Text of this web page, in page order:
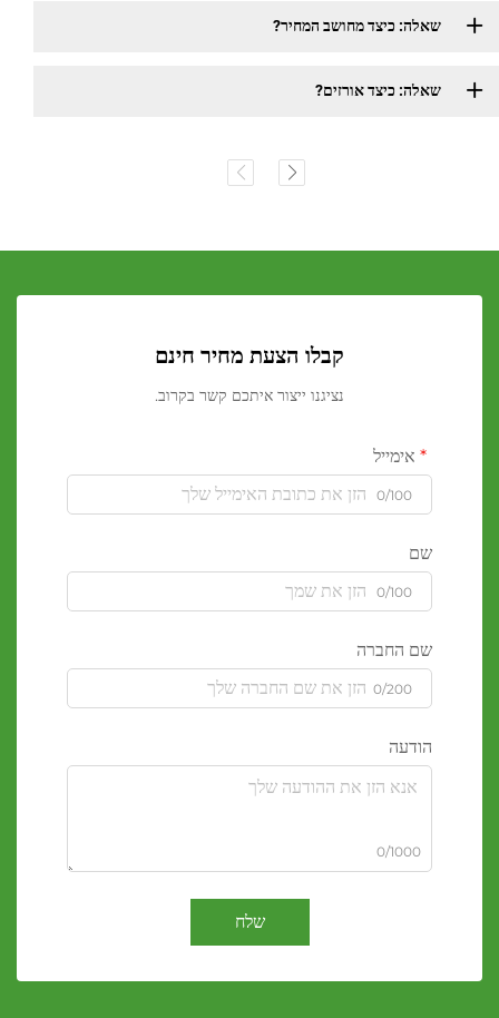
שאלה: כיצד מחושב המחיר?
שאלה: כיצד אורזים?
קבלו הצעת מחיר חינם
נציגנו ייצור איתכם קשר בקרוב.
אימייל
0/100
שם
0/100
שם החברה
0/200
הודעה
0/1000
שלח